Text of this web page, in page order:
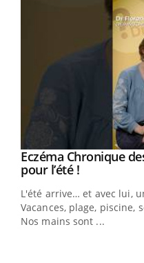
Youtube
Eczéma Chronique
pour l’été !Youtube
L'été arrive… et avec lui,
Vacances, plage,
Nos mains sont ...